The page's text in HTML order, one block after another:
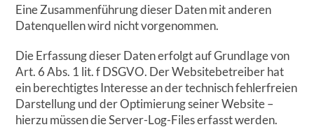
Eine Zusammenführung dieser Daten mit anderen
Datenquellen wird nicht vorgenommen.
Die Erfassung dieser Daten erfolgt auf Grundlage von
Art. 6 Abs. 1 lit. f DSGVO. Der Websitebetreiber hat
ein berechtigtes Interesse an der technisch fehlerfreien
Darstellung und der Optimierung seiner Website –
hierzu müssen die Server-Log-Files erfasst werden.